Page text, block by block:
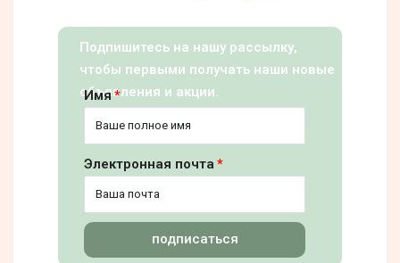
Подпишитесь на нашу рассылку,
чтобы первыми получать наши новые
объявления и акции.
Имя
Электронная почта
подписаться